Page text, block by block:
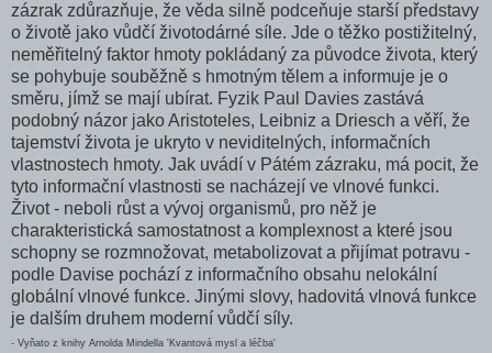
zázrak zdůrazňuje, že věda silně podceňuje starší představy
o životě jako vůdčí životodárné síle. Jde o těžko postižitel­ný,
neměřitelný faktor hmoty pokládaný za původce života, který
se pohybuje souběžně s hmotným tělem a informuje je o
směru, jímž se mají ubírat. Fyzik Paul Davies zastává
podobný názor jako Aris­toteles, Leibniz a Driesch a věří, že
tajemství života je ukryto v neviditelných, informačních
vlastnostech hmoty. Jak uvádí v Pátém zázraku, má pocit, že
tyto informační vlastnosti se nacházejí ve vlnové funkci.
Život - neboli růst a vývoj orga­nismů, pro něž je
charakteristická samostatnost a komplex­nost a které jsou
schopny se rozmnožovat, metabolizovat a přijímat potravu -
podle Davise pochází z informačního obsahu nelokální
globální vlnové funkce. Jinými slovy, ha­dovitá vlnová funkce
je dalším druhem moderní vůdčí síly.
- Vyňato z knihy Arnolda Mindella 'Kvantová mysl a léčba'